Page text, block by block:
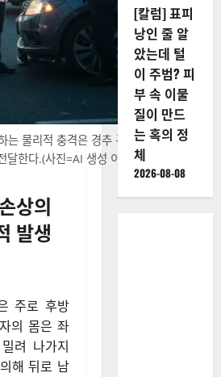
는 물리적 충격은 경추 구조물에 과도한
달한다.(사진=AI 생성 이미지)
상의
발생
주로 후방
의 몸은 좌
려 나가지
해 뒤로 남
[칼럼] 표피
낭인 줄 알
았는데 털
이 주범? 피
부 속 이물
질이 만드
는 혹의 정
체
2026-08-08